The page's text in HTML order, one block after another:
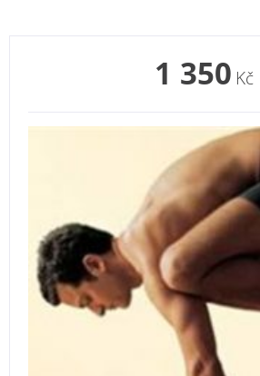
1 350 Kč